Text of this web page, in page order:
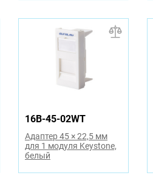
16B-45-02WT
Адаптер 45 × 22,5 мм
для 1 модуля Keystone,
белый